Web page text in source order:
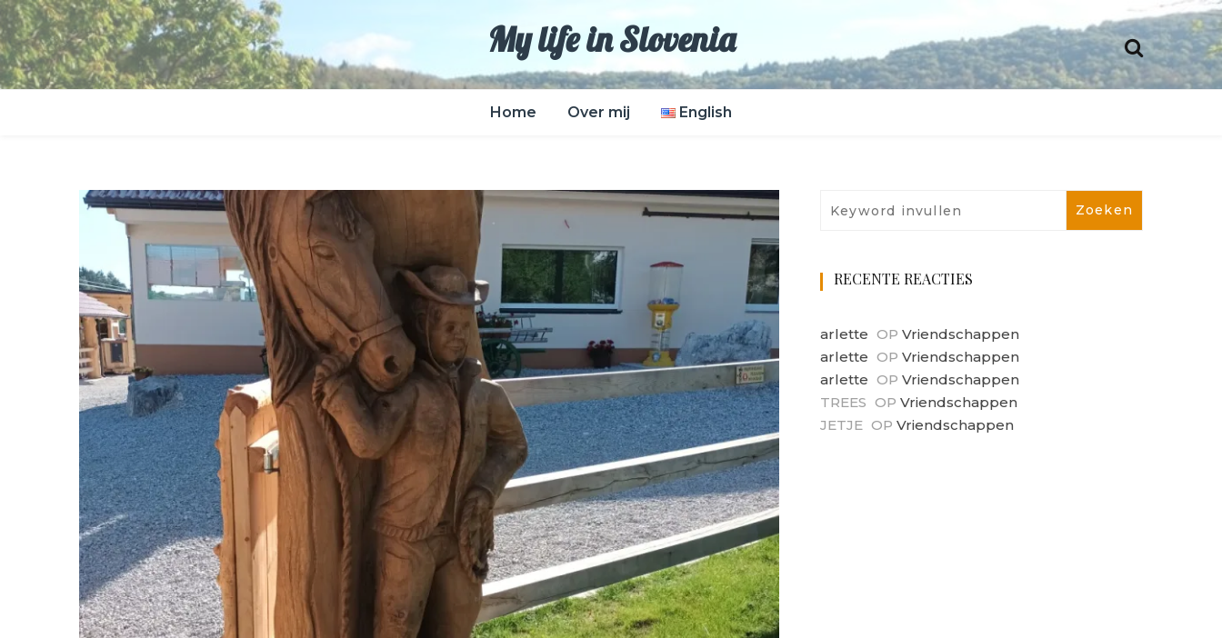
My life in Slovenia
Home Over mij English
RECENTE REACTIES
arlette OP Vriendschappen
arlette OP Vriendschappen
arlette OP Vriendschappen
TREES OP Vriendschappen
JETJE OP Vriendschappen